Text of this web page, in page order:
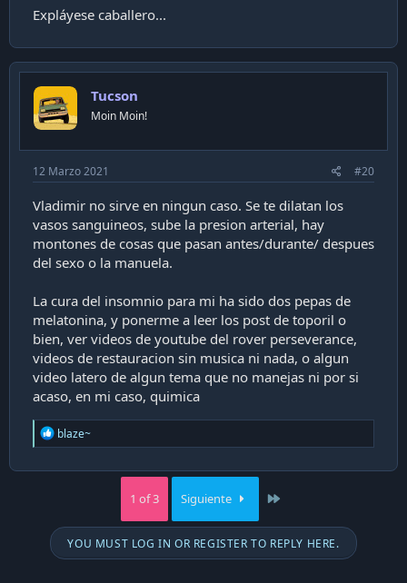
Expláyese caballero...
Tucson
Moin Moin!
12 Marzo 2021 #20
Vladimir no sirve en ningun caso. Se te dilatan los
vasos sanguineos, sube la presion arterial, hay
montones de cosas que pasan antes/durante/ despues
del sexo o la manuela.
La cura del insomnio para mi ha sido dos pepas de
melatonina, y ponerme a leer los post de toporil o
bien, ver videos de youtube del rover perseverance,
videos de restauracion sin musica ni nada, o algun
video latero de algun tema que no manejas ni por si
acaso, en mi caso, quimica
R
e
c
n
:
blaze~
1 of 3 Siguiente
YOU MUST LOG IN OR REGISTER TO REPLY HERE.